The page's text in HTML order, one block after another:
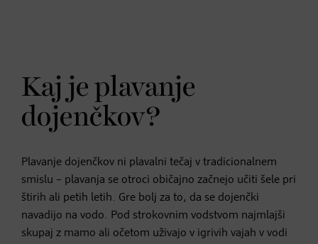
Kaj je plavanje
dojenčkov?
Plavanje dojenčkov ni plavalni tečaj v tradicionalnem
smislu – plavanja se otroci običajno začnejo učiti šele pri
štirih ali petih letih. Gre bolj za to, da se dojenčki
navadijo na vodo. Pod strokovnim vodstvom najmlajši
skupaj z mamo ali očetom uživajo v igrivih vajah v vodi